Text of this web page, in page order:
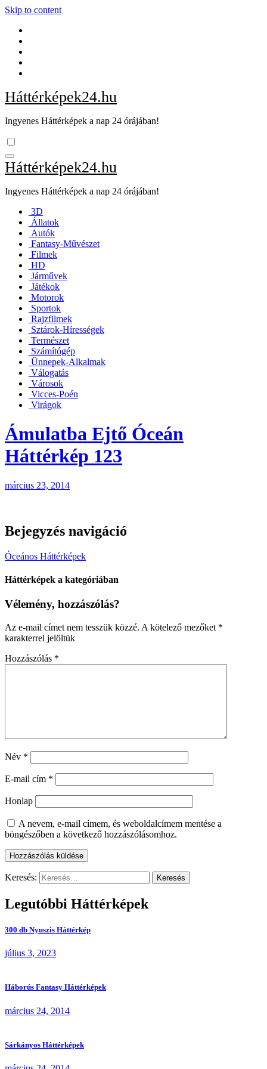
Skip to content
Háttérképek24.hu
Ingyenes Háttérképek a nap 24 órájában!
Háttérképek24.hu
Ingyenes Háttérképek a nap 24 órájában!
3D
Állatok
Autók
Fantasy-Művészet
Filmek
HD
Járművek
Játékok
Motorok
Sportok
Rajzfilmek
Sztárok-Hírességek
Természet
Számítógép
Ünnepek-Alkalmak
Válogatás
Városok
Vicces-Poén
Virágok
Ámulatba Ejtő Óceán
Háttérkép 123
március 23, 2014
Bejegyzés navigáció
Óceános Háttérképek
Háttérképek a kategóriában
Vélemény, hozzászólás?
Az e-mail címet nem tesszük közzé. A kötelező mezőket *
karakterrel jelöltük
Hozzászólás *
Név *
E-mail cím *
Honlap
A nevem, e-mail címem, és weboldalcímem mentése a
böngészőben a következő hozzászólásomhoz.
Keresés:
Legutóbbi Háttérképek
300 db Nyuszis Háttérkép
július 3, 2023
Háborús Fantasy Háttérképek
március 24, 2014
Sárkányos Háttérképek